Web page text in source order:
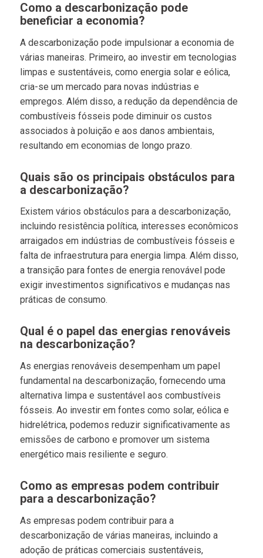
Como a descarbonização pode
beneficiar a economia?
A descarbonização pode impulsionar a economia de
várias maneiras. Primeiro, ao investir em tecnologias
limpas e sustentáveis, como energia solar e eólica,
cria-se um mercado para novas indústrias e
empregos. Além disso, a redução da dependência de
combustíveis fósseis pode diminuir os custos
associados à poluição e aos danos ambientais,
resultando em economias de longo prazo.
Quais são os principais obstáculos para
a descarbonização?
Existem vários obstáculos para a descarbonização,
incluindo resistência política, interesses econômicos
arraigados em indústrias de combustíveis fósseis e
falta de infraestrutura para energia limpa. Além disso,
a transição para fontes de energia renovável pode
exigir investimentos significativos e mudanças nas
práticas de consumo.
Qual é o papel das energias renováveis
na descarbonização?
As energias renováveis desempenham um papel
fundamental na descarbonização, fornecendo uma
alternativa limpa e sustentável aos combustíveis
fósseis. Ao investir em fontes como solar, eólica e
hidrelétrica, podemos reduzir significativamente as
emissões de carbono e promover um sistema
energético mais resiliente e seguro.
Como as empresas podem contribuir
para a descarbonização?
As empresas podem contribuir para a
descarbonização de várias maneiras, incluindo a
adoção de práticas comerciais sustentáveis,